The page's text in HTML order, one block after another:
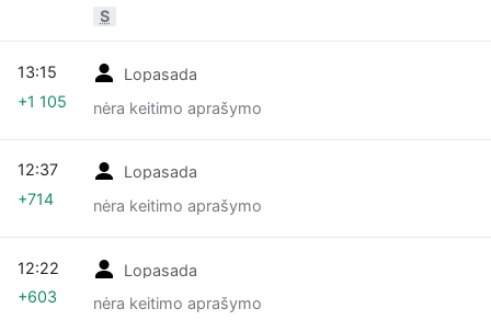
S
Lopasada
nėra keitimo aprašymo
13:15
+1 105
Lopasada
nėra keitimo aprašymo
12:37
+714
Lopasada
nėra keitimo aprašymo
12:22
+603